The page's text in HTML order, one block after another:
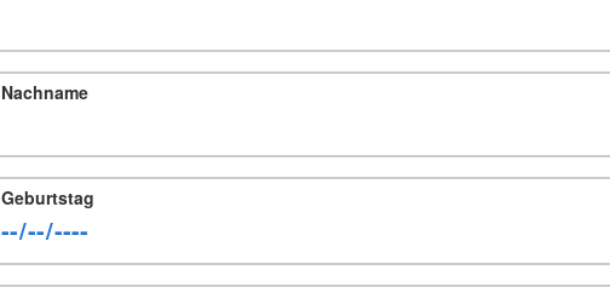
Nachname
Geburtstag